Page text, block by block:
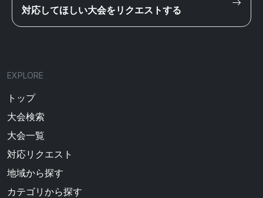
対応してほしい大会をリクエストする
EXPLORE
トップ
大会検索
大会一覧
対応リクエスト
地域から探す
カテゴリから探す